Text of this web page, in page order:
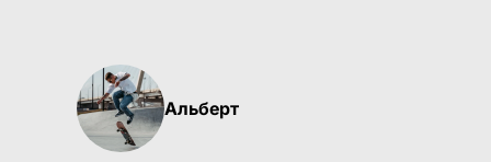
Альберт